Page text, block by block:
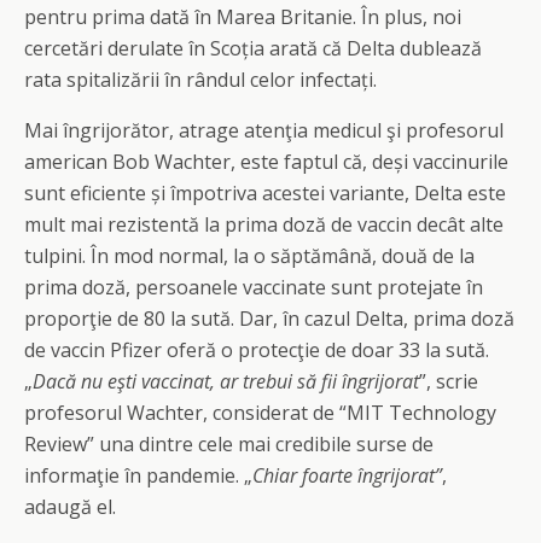
pentru prima dată în Marea Britanie. În plus, noi
cercetări derulate în Scoția arată că Delta dublează
rata spitalizării în rândul celor infectați.
Mai îngrijorător, atrage atenţia medicul şi profesorul
american Bob Wachter, este faptul că, deși vaccinurile
sunt eficiente și împotriva acestei variante, Delta este
mult mai rezistentă la prima doză de vaccin decât alte
tulpini. În mod normal, la o săptămână, două de la
prima doză, persoanele vaccinate sunt protejate în
proporţie de 80 la sută. Dar, în cazul Delta, prima doză
de vaccin Pfizer oferă o protecţie de doar 33 la sută.
„Dacă nu eşti vaccinat, ar trebui să fii îngrijorat”, scrie
profesorul Wachter, considerat de “MIT Technology
Review” una dintre cele mai credibile surse de
informaţie în pandemie. „Chiar foarte îngrijorat”,
adaugă el.